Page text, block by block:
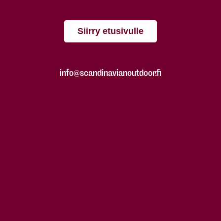
Siirry etusivulle
info@scandinavianoutdoor.fi